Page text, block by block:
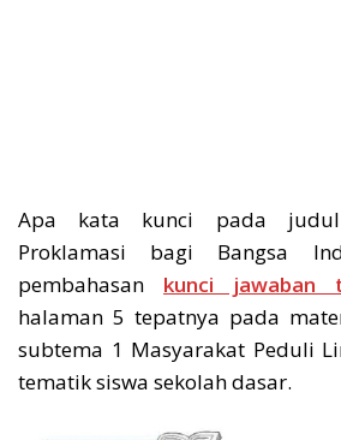
Apa kata kunci pada judul
Proklamasi bagi Bangsa
pembahasan kunci
halaman 5 tepatnya pada
subtema 1 Masyarakat Peduli
tematik siswa sekolah dasar.